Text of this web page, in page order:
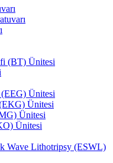
(BT) Ünitesi
Ünitesi
Ünitesi
Ünitesi
Ünitesi
Wave Lithotripsy (ESWL)